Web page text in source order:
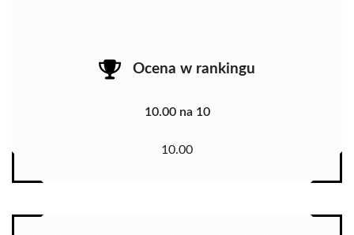
Ocena w rankingu
10.00 na 10
10.00